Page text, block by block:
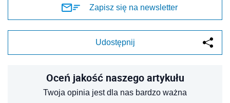
Zapisz się na newsletter
Udostępnij
Oceń jakość naszego artykułu
Twoja opinia jest dla nas bardzo ważna